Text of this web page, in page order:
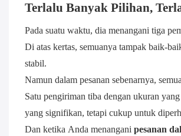
Terlalu Banyak Pilihan,
Pada suatu waktu, dia menangani tiga
Di atas kertas, semuanya tampak baik-
stabil.
Namun dalam pesanan sebenarnya,
Satu pengiriman tiba dengan ukuran
yang signifikan, tetapi cukup untuk
Dan ketika Anda menangani pesanan